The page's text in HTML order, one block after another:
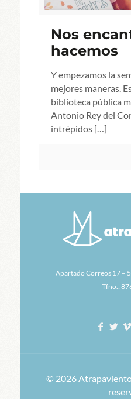
Nos
hacemos
Y empezamos la
mejores maneras.
biblioteca pública
Antonio Rey del
intrépidos[…]
Apartado Correos 17 –
Tfno.:
© 2026